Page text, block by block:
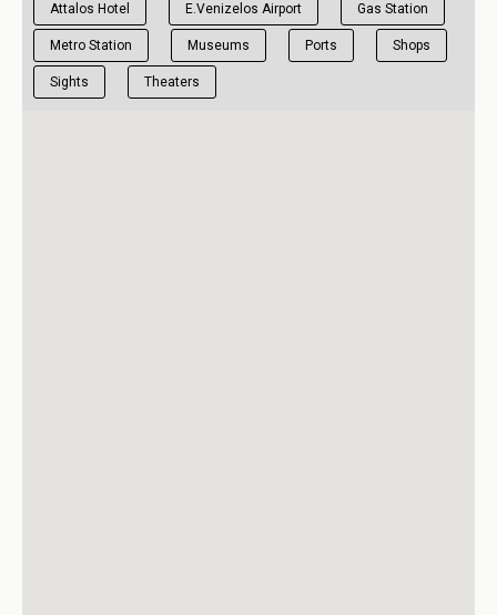
Attalos Hotel E.Venizelos Airport Gas Station
Metro Station Museums Ports Shops
Sights Theaters